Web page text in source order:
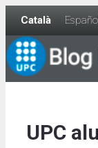
Skip
content
Català
UPC